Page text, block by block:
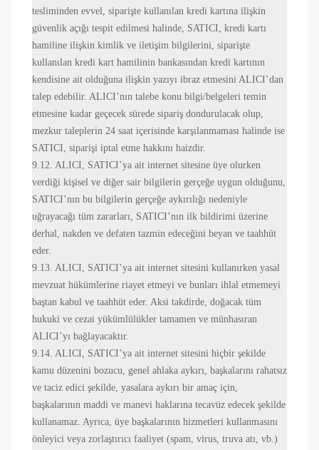
tesliminden evvel, siparişte kullanılan kredi kartına ilişkin
güvenlik açığı tespit edilmesi halinde, SATICI, kredi kartı
hamiline ilişkin kimlik ve iletişim bilgilerini, siparişte
kullanılan kredi kart hamilinin bankasından kredi kartının
kendisine ait olduğuna ilişkin yazıyı ibraz etmesini ALICI’dan
talep edebilir. ALICI’nın talebe konu bilgi/belgeleri temin
etmesine kadar geçecek sürede sipariş dondurulacak olup,
mezkur taleplerin 24 saat içerisinde karşılanmaması halinde ise
SATICI, siparişi iptal etme hakkını haizdir.
9.12. ALICI, SATICI’ya ait internet sitesine üye olurken
verdiği kişisel ve diğer sair bilgilerin gerçeğe uygun olduğunu,
SATICI’nın bu bilgilerin gerçeğe aykırılığı nedeniyle
uğrayacağı tüm zararları, SATICI’nın ilk bildirimi üzerine
derhal, nakden ve defaten tazmin edeceğini beyan ve taahhüt
eder.
9.13. ALICI, SATICI’ya ait internet sitesini kullanırken yasal
mevzuat hükümlerine riayet etmeyi ve bunları ihlal etmemeyi
baştan kabul ve taahhüt eder. Aksi takdirde, doğacak tüm
hukuki ve cezai yükümlülükler tamamen ve münhasıran
ALICI’yı bağlayacaktır.
9.14. ALICI, SATICI’ya ait internet sitesini hiçbir şekilde
kamu düzenini bozucu, genel ahlaka aykırı, başkalarını rahatsız
ve taciz edici şekilde, yasalara aykırı bir amaç için,
başkalarının maddi ve manevi haklarına tecavüz edecek şekilde
kullanamaz. Ayrıca, üye başkalarının hizmetleri kullanmasını
önleyici veya zorlaştırıcı faaliyet (spam, virus, truva atı, vb.)